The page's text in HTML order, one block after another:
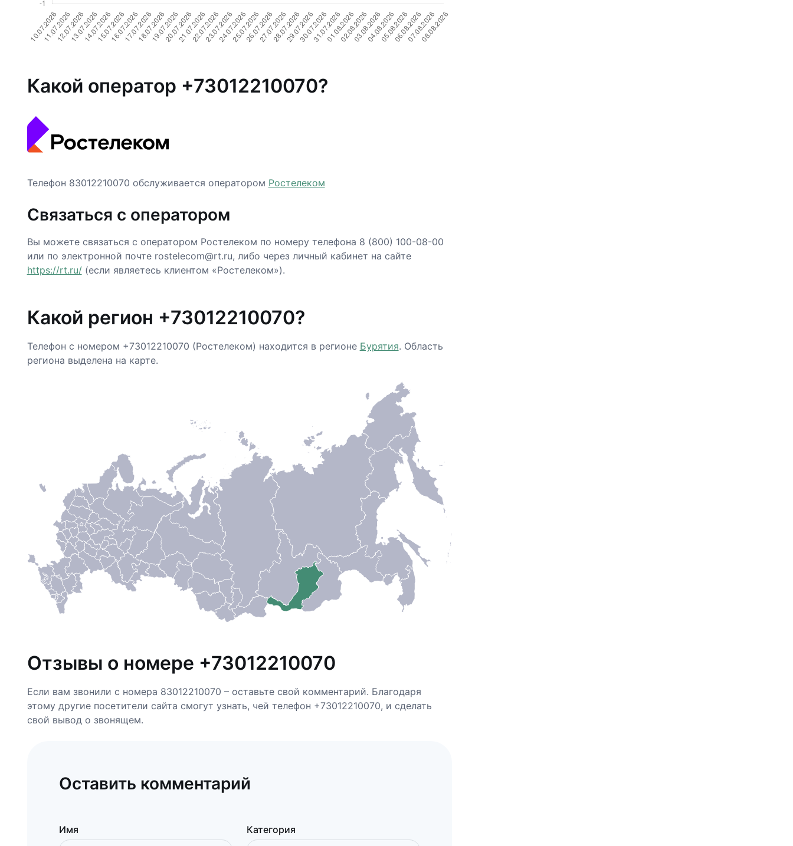
Какой оператор +73012210070?
Телефон 83012210070 обслуживается оператором Ростелеком
Связаться с оператором
Вы можете связаться с оператором Ростелеком по номеру телефона 8 (800) 100-08-00
или по электронной почте rostelecom@rt.ru, либо через личный кабинет на сайте
https://rt.ru/(если являетесь клиентом «Ростелеком»).
Какой регион +73012210070?
Телефон с номером +73012210070 (Ростелеком) находится в регионе Бурятия. Область
региона выделена на карте.
Отзывы о номере +73012210070
Если вам звонили с номера 83012210070 – оставьте свой комментарий. Благодаря
этому другие посетители сайта смогут узнать, чей телефон +73012210070, и сделать
свой вывод о звонящем.
Оставить комментарий
Имя Категория